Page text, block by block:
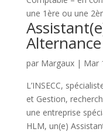
une 1ère ou une
par Margaux| Mar
L’INSECC,
et Gestion,
une entreprise
HLM, un(e)